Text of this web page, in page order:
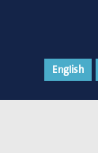
English